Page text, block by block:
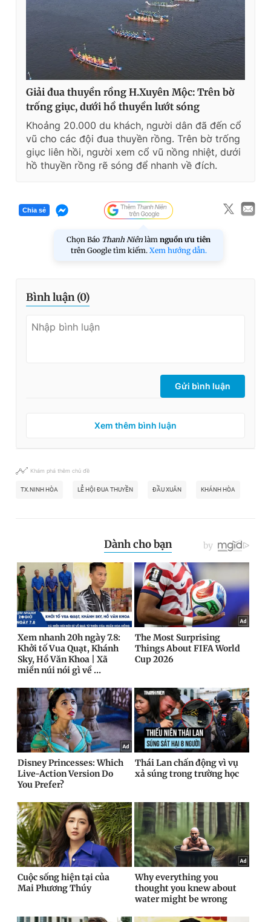
Giải đua thuyền rồng H.Xuyên Mộc: Trên bờ
trống giục, dưới hồ thuyền lướt sóng
Khoảng 20.000 du khách, người dân đã đến cổ
vũ cho các đội đua thuyền rồng. Trên bờ trống
giục liên hồi, người xem cổ vũ nồng nhiệt, dưới
hồ thuyền rồng rẽ sóng để nhanh về đích.
Chia sẻ
Chọn Báo Thanh Niên làm nguồn ưu tiên
trên Google tìm kiếm. Xem hướng dẫn.
Bình luận (0)
Gửi bình luận
Xem thêm bình luận
Khám phá thêm chủ đề
TX.NINH HÒA LỄ HỘI ĐUA THUYỀN ĐẦU XUÂN KHÁNH HÒA